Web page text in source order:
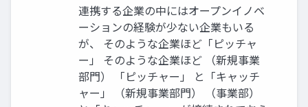
連携する企業の中にはオープンイノベ
ーションの経験が少ない企業もいる
が、 そのような企業ほど「ピッチャ
ー」 そのような企業ほど （新規事業
部門） 「ピッチャー」 と「キャッチ
ャー」 （新規事業部門） （事業部）